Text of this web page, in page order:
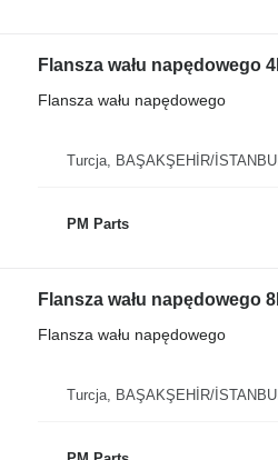
Flansza wału napędowego
Turcja, BAŞAKŞEHİR/
PM Parts
Flansza wału napędowego
Turcja, BAŞAKŞEHİR/